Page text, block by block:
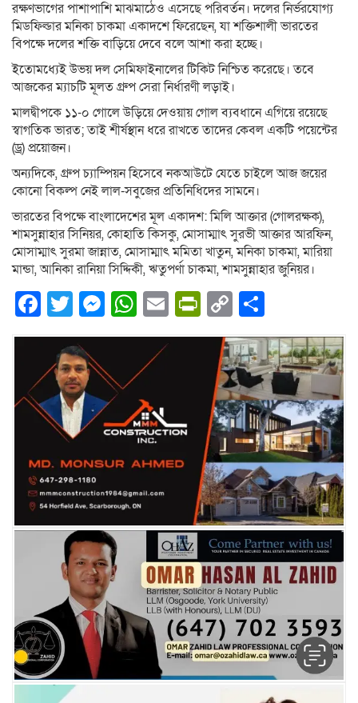
রক্ষণভাগের পাশাপাশি মাঝমাঠেও এসেছে পরিবর্তন। দলের নির্ভরযোগ্য
মিডফিল্ডার মনিকা চাকমা একাদশে ফিরেছেন, যা শক্তিশালী ভারতের
বিপক্ষে দলের শক্তি বাড়িয়ে দেবে বলে আশা করা হচ্ছে।
ইতোমধ্যেই উভয় দল সেমিফাইনালের টিকিট নিশ্চিত করেছে। তবে
আজকের ম্যাচটি মূলত গ্রুপ সেরা নির্ধারণী লড়াই।
মালদ্বীপকে ১১-০ গোলে উড়িয়ে দেওয়ায় গোল ব্যবধানে এগিয়ে রয়েছে
স্বাগতিক ভারত; তাই শীর্ষস্থান ধরে রাখতে তাদের কেবল একটি পয়েন্টের
(ড্র) প্রয়োজন।
অন্যদিকে, গ্রুপ চ্যাম্পিয়ন হিসেবে নকআউটে যেতে চাইলে আজ জয়ের
কোনো বিকল্প নেই লাল-সবুজের প্রতিনিধিদের সামনে।
ভারতের বিপক্ষে বাংলাদেশের মূল একাদশ: মিলি আক্তার (গোলরক্ষক),
শামসুন্নাহার সিনিয়র, কোহাতি কিসকু, মোসাম্মাৎ সুরভী আক্তার আরফিন,
মোসাম্মাৎ সুরমা জান্নাত, মোসাম্মাৎ মমিতা খাতুন, মনিকা চাকমা, মারিয়া
মান্ডা, আনিকা রানিয়া সিদ্দিকী, ঋতুপর্ণা চাকমা, শামসুন্নাহার জুনিয়র।
Facebook
Twitter
Messenger
WhatsApp
EmailPrintFriendly
Copy
Link